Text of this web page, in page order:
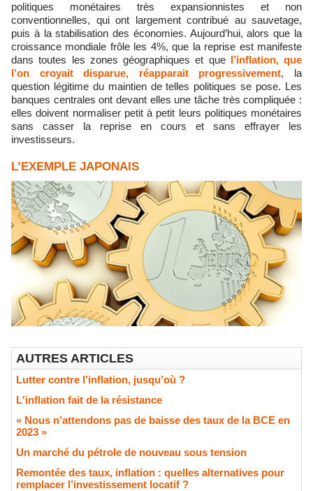
politiques monétaires très expansionnistes et non
conventionnelles, qui ont largement contribué au sauvetage,
puis à la stabilisation des économies. Aujourd’hui, alors que la
croissance mondiale frôle les 4%, que la reprise est manifeste
dans toutes les zones géographiques et que l’inflation, que
l’on croyait disparue, réapparait progressivement, la
question légitime du maintien de telles politiques se pose. Les
banques centrales ont devant elles une tâche très compliquée :
elles doivent normaliser petit à petit leurs politiques monétaires
sans casser la reprise en cours et sans effrayer les
investisseurs.
L’EXEMPLE JAPONAIS
AUTRES ARTICLES
Lutter contre l’inflation, jusqu’où ?
L'inflation fait de la résistance
« Nous n’attendons pas de baisse des taux de la BCE en
2023 »
​Un marché du pétrole de nouveau sous tension
Remontée des taux, inflation : quelles alternatives pour
remplacer l’investissement locatif ?